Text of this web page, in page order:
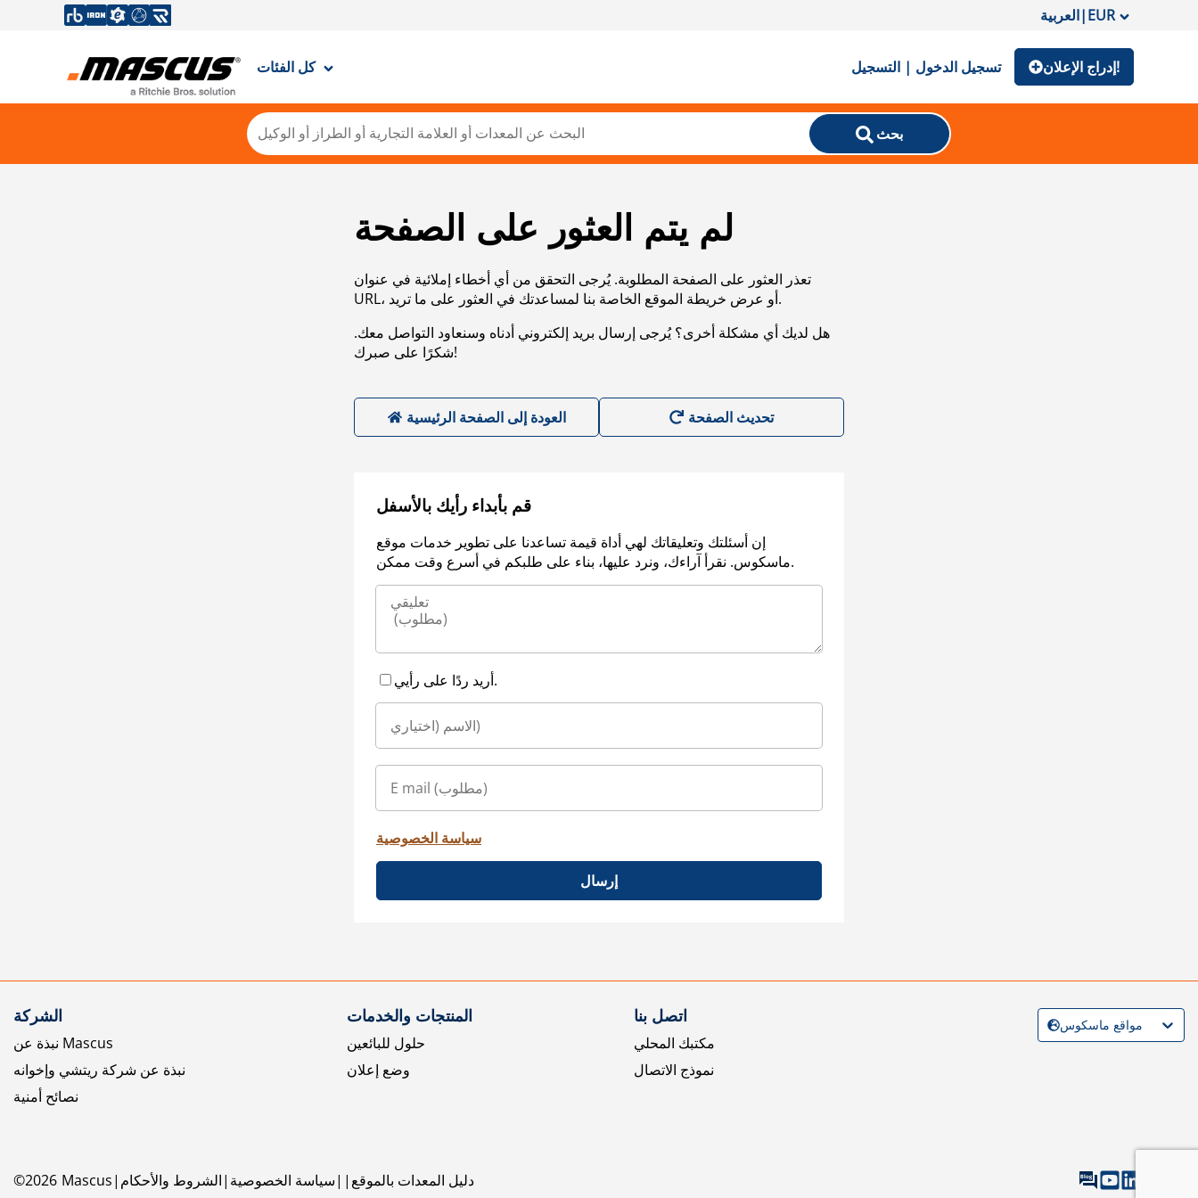
العربية|EUR
كل الفئات تسجيل الدخول | التسجيل إدراج الإعلان!
بحث
لم يتم العثور على الصفحة
تعذر العثور على الصفحة المطلوبة. يُرجى التحقق من أي أخطاء إملائية في عنوان
URL، أو عرض خريطة الموقع الخاصة بنا لمساعدتك في العثور على ما تريد.
هل لديك أي مشكلة أخرى؟ يُرجى إرسال بريد إلكتروني أدناه وسنعاود التواصل معك.
شكرًا على صبرك!
العودة إلى الصفحة الرئيسية
قم بأبداء رأيك بالأسفل
إن أسئلتك وتعليقاتك لهي أداة قيمة تساعدنا على تطوير خدمات موقع
ماسكوس. نقرأ آراءك، ونرد عليها، بناء على طلبكم في أسرع وقت ممكن.
أريد ردًا على رأيي.
سياسة الخصوصية
إرسال
الشركة
نبذة عن Mascus
نبذة عن شركة ريتشي وإخوانه
نصائح أمنية
المنتجات والخدمات
حلول للبائعين
وضع إعلان
اتصل بنا
مكتبك المحلي
نموذج الاتصال
©2026 Mascus الشروط والأحكام سياسة الخصوصية دليل المعدات بالموقع
مواقع ماسكوس